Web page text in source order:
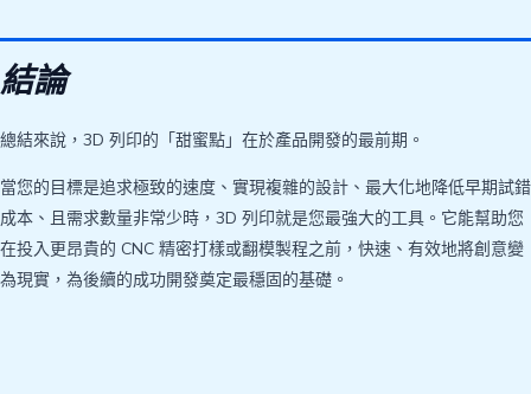
結論
總結來說，3D 列印的「甜蜜點」在於產品開發的最前期。
當您的目標是追求極致的速度、實現複雜的設計、最大化地降低早期試錯
成本、且需求數量非常少時，3D 列印就是您最強大的工具。它能幫助您
在投入更昂貴的 CNC 精密打樣或翻模製程之前，快速、有效地將創意變
為現實，為後續的成功開發奠定最穩固的基礎。